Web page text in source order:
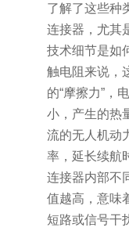
了解了这些种
连接器，尤其
技术细节是如
触电阻来说，
的“摩擦力”，
小，产生的热
流的无人机动
率，延长续航
连接器内部不
值越高，意味
短路或信号干